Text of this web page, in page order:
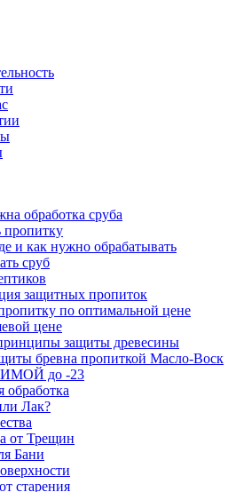
обработка сруба
пропитку
и как нужно обрабатывать
сруб
защитных пропиток
по оптимальной цене
цене
защиты древесины
бревна пропиткой Масло-Воск
до -23
обработка
Лак?
от Трещин
Бани
старения